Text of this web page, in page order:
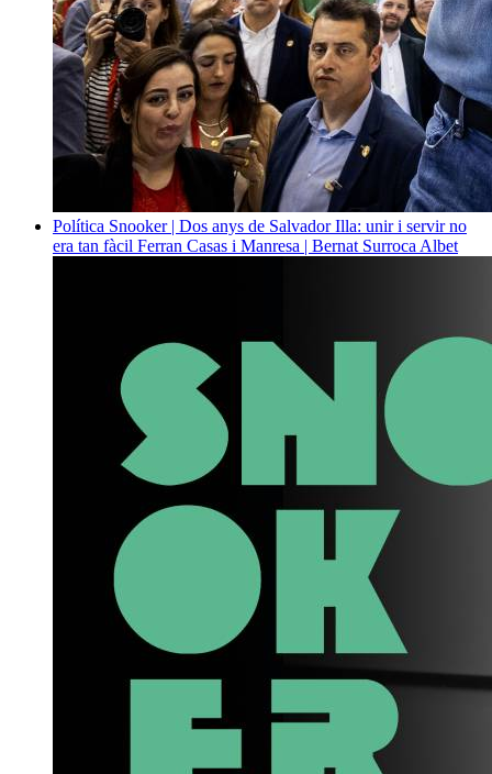
Política Snooker | Dos anys de Salvador Illa: unir i servir no
era tan fàcil Ferran Casas i Manresa | Bernat Surroca Albet